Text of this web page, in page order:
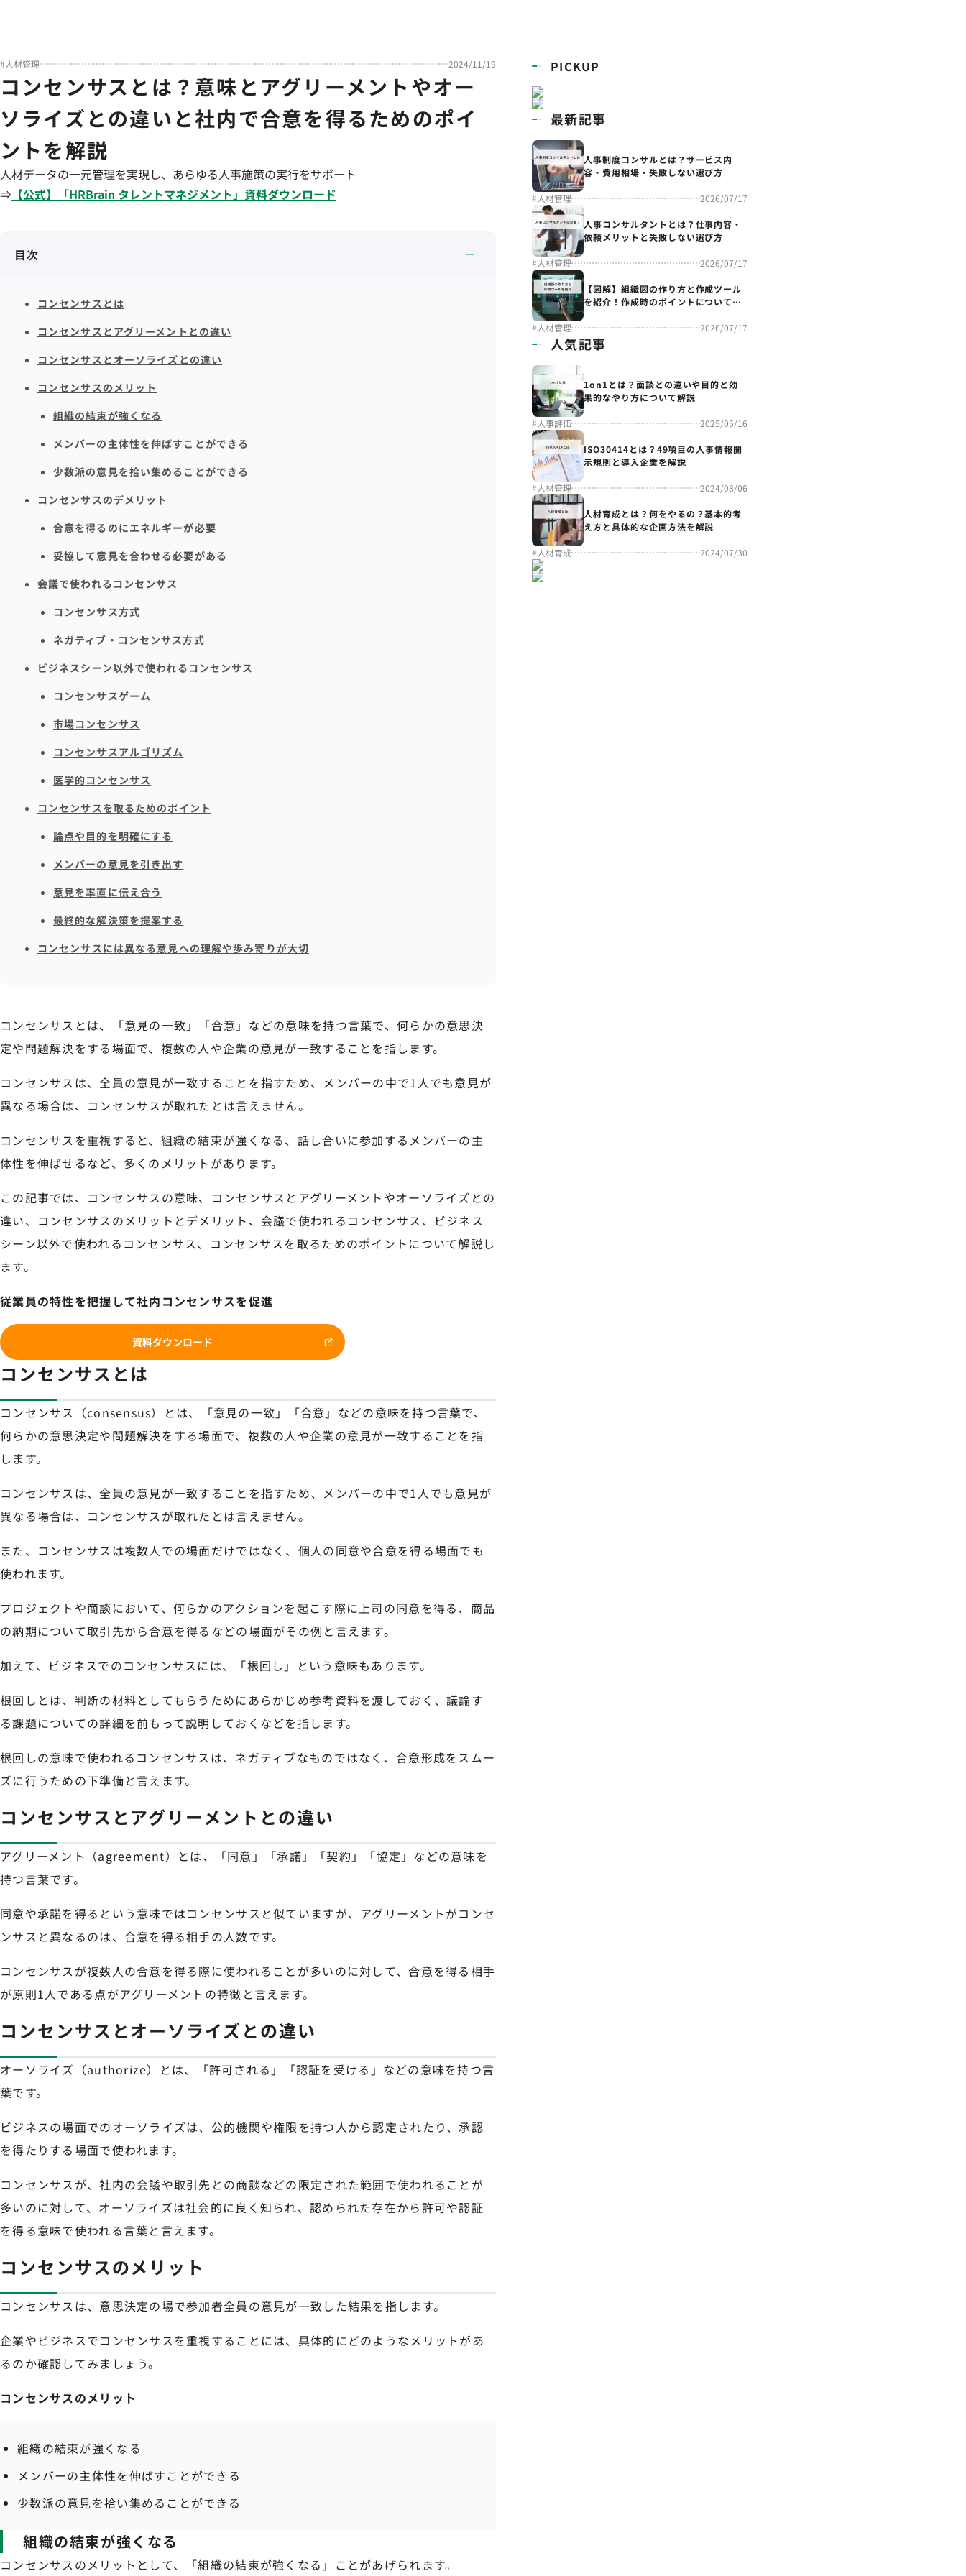
#人材管理 2024/11/19
コンセンサスとは？意味とアグリーメントやオー
ソライズとの違いと社内で合意を得るためのポイ
ントを解説
人材データの一元管理を実現し、あらゆる人事施策の実行をサポート
⇒ 【公式】「HRBrain タレントマネジメント」資料ダウンロード
目次
コンセンサスとは
コンセンサスとアグリーメントとの違い
コンセンサスとオーソライズとの違い
コンセンサスのメリット
組織の結束が強くなる
メンバーの主体性を伸ばすことができる
少数派の意見を拾い集めることができる
コンセンサスのデメリット
合意を得るのにエネルギーが必要
妥協して意見を合わせる必要がある
会議で使われるコンセンサス
コンセンサス方式
ネガティブ・コンセンサス方式
ビジネスシーン以外で使われるコンセンサス
コンセンサスゲーム
市場コンセンサス
コンセンサスアルゴリズム
医学的コンセンサス
コンセンサスを取るためのポイント
論点や目的を明確にする
メンバーの意見を引き出す
意見を率直に伝え合う
最終的な解決策を提案する
コンセンサスには異なる意見への理解や歩み寄りが大切
コンセンサスとは、「意見の一致」「合意」などの意味を持つ言葉で、何らかの意思決
定や問題解決をする場面で、複数の人や企業の意見が一致することを指します。
コンセンサスは、全員の意見が一致することを指すため、メンバーの中で1人でも意見が
異なる場合は、コンセンサスが取れたとは言えません。
コンセンサスを重視すると、組織の結束が強くなる、話し合いに参加するメンバーの主
体性を伸ばせるなど、多くのメリットがあります。
この記事では、コンセンサスの意味、コンセンサスとアグリーメントやオーソライズとの
違い、コンセンサスのメリットとデメリット、会議で使われるコンセンサス、ビジネス
シーン以外で使われるコンセンサス、コンセンサスを取るためのポイントについて解説し
ます。
従業員の特性を把握して社内コンセンサスを促進
資料ダウンロード
コンセンサスとは
コンセンサス（consensus）とは、「意見の一致」「合意」などの意味を持つ言葉で、
何らかの意思決定や問題解決をする場面で、複数の人や企業の意見が一致することを指
します。
コンセンサスは、全員の意見が一致することを指すため、メンバーの中で1人でも意見が
異なる場合は、コンセンサスが取れたとは言えません。
また、コンセンサスは複数人での場面だけではなく、個人の同意や合意を得る場面でも
使われます。
プロジェクトや商談において、何らかのアクションを起こす際に上司の同意を得る、商品
の納期について取引先から合意を得るなどの場面がその例と言えます。
加えて、ビジネスでのコンセンサスには、「根回し」という意味もあります。
根回しとは、判断の材料としてもらうためにあらかじめ参考資料を渡しておく、議論す
る課題についての詳細を前もって説明しておくなどを指します。
根回しの意味で使われるコンセンサスは、ネガティブなものではなく、合意形成をスムー
ズに行うための下準備と言えます。
コンセンサスとアグリーメントとの違い
アグリーメント（agreement）とは、「同意」「承諾」「契約」「協定」などの意味を
持つ言葉です。
同意や承諾を得るという意味ではコンセンサスと似ていますが、アグリーメントがコンセ
ンサスと異なるのは、合意を得る相手の人数です。
コンセンサスが複数人の合意を得る際に使われることが多いのに対して、合意を得る相手
が原則1人である点がアグリーメントの特徴と言えます。
コンセンサスとオーソライズとの違い
オーソライズ（authorize）とは、「許可される」「認証を受ける」などの意味を持つ言
葉です。
ビジネスの場面でのオーソライズは、公的機関や権限を持つ人から認定されたり、承認
を得たりする場面で使われます。
コンセンサスが、社内の会議や取引先との商談などの限定された範囲で使われることが
多いのに対して、オーソライズは社会的に良く知られ、認められた存在から許可や認証
を得る意味で使われる言葉と言えます。
コンセンサスのメリット
コンセンサスは、意思決定の場で参加者全員の意見が一致した結果を指します。
企業やビジネスでコンセンサスを重視することには、具体的にどのようなメリットがあ
るのか確認してみましょう。
コンセンサスのメリット
組織の結束が強くなる
メンバーの主体性を伸ばすことができる
少数派の意見を拾い集めることができる
組織の結束が強くなる
コンセンサスのメリットとして、「組織の結束が強くなる」ことがあげられます。
PICKUP
最新記事
人事制度コンサルとは？サービス内
容・費用相場・失敗しない選び方
#人材管理 2026/07/17
人事コンサルタントとは？仕事内容・
依頼メリットと失敗しない選び方
#人材管理 2026/07/17
【図解】組織図の作り方と作成ツール
を紹介！作成時のポイントについても
#人材管理 2026/07/17
人気記事
1on1とは？面談との違いや目的と効
果的なやり方について解説
#人事評価 2025/05/16
ISO30414とは？49項目の人事情報開
示規則と導入企業を解説
#人材管理 2024/08/06
人材育成とは？何をやるの？基本的考
え方と具体的な企画方法を解説
#人材育成 2024/07/30